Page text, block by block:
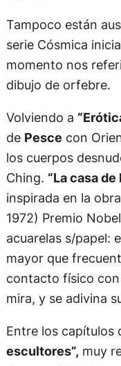
Tampoco están
serie Cósmica
momento nos
dibujo de orfebre.
Volviendo a
de Pesce con
los cuerpos
Ching. “La casa
inspirada en la
1972) Premio
acuarelas s/papel:
mayor que
contacto físico con
mira, y se adivina
Entre los capítulos
escultores”, muy